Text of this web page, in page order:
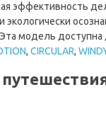
эффективность
модель доступна
, CIRCULAR,